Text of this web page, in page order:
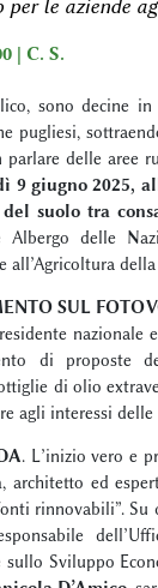
per le aziende
| C. S.
sono decine
pugliesi,
delle aree
9 giugno 2025,
suolo tra
Albergo delle
all’Agricoltura
SUL
nazionale
di proposte
di olio
agli interessi
. L’inizio vero e
, architetto ed
rinnovabili”.
Sviluppo